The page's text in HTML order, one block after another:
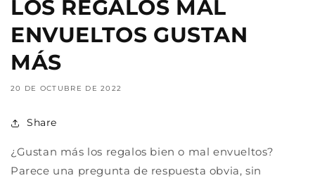
LOS REGALOS MAL
ENVUELTOS GUSTAN
MÁS
20 DE OCTUBRE DE 2022
Share
¿Gustan más los regalos bien o mal envueltos?
Parece una pregunta de respuesta obvia, sin